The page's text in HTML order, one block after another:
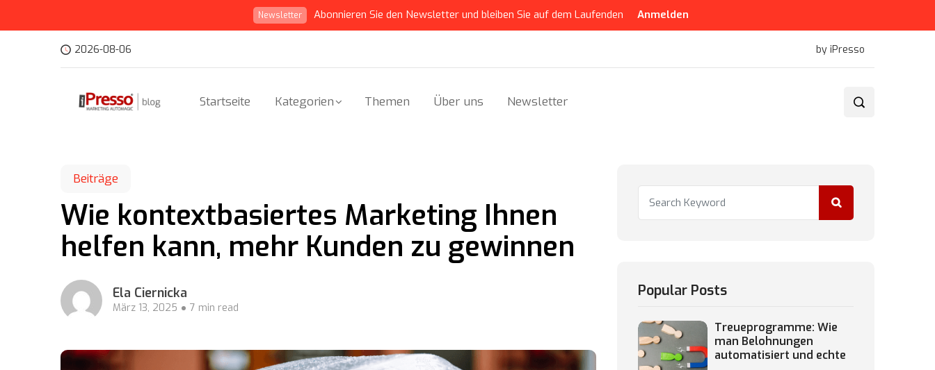
Newsletter Abonnieren Sie den Newsletter und bleiben Sie auf dem Laufenden Anmelden
2026-08-06 by iPresso
Startseite Kategorien Themen Über uns Newsletter
Beiträge
Wie kontextbasiertes Marketing Ihnen
helfen kann, mehr Kunden zu gewinnen
Ela Ciernicka
März 13, 2025 7 min read
Popular Posts
Treueprogramme: Wie
man Belohnungen
automatisiert und echte